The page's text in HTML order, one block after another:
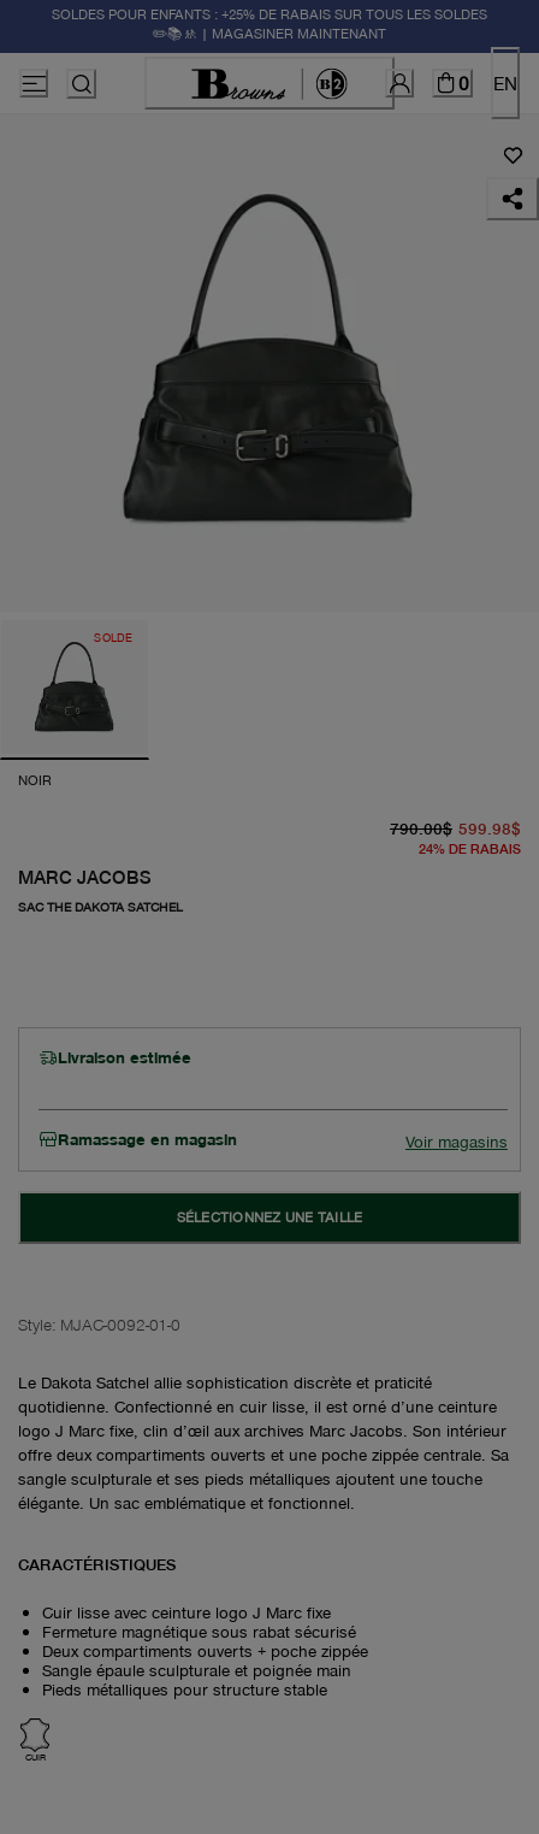
SOLDES POUR ENFANTS : +25% DE RABAIS SUR TOUS LES SOLDES
✏️📚🚸 | MAGASINER MAINTENANT
0 EN
SOLDE
NOIR
MARC JACOBS
SAC THE DAKOTA SATCHEL
790.00$ 599.98$
24% DE RABAIS
Livraison estimée
Ramassage en magasin Voir magasins
SÉLECTIONNEZ UNE TAILLE
Style: MJAC-0092-01-0
Le Dakota Satchel allie sophistication discrète et praticité
quotidienne. Confectionné en cuir lisse, il est orné d’une ceinture
logo J Marc fixe, clin d’œil aux archives Marc Jacobs. Son intérieur
offre deux compartiments ouverts et une poche zippée centrale. Sa
sangle sculpturale et ses pieds métalliques ajoutent une touche
élégante. Un sac emblématique et fonctionnel.
CARACTÉRISTIQUES
Cuir lisse avec ceinture logo J Marc fixe
Fermeture magnétique sous rabat sécurisé
Deux compartiments ouverts + poche zippée
Sangle épaule sculpturale et poignée main
Pieds métalliques pour structure stable
CUIR